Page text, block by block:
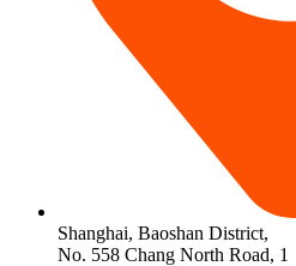
Shanghai, Baoshan District,
No. 558 Chang North Road, 1